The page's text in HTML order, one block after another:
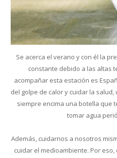
Se acerca el verano y con él la
constante debido a las altas
acompañar esta estación es
del golpe de calor y cuidar la
siempre encima una botella que
tomar agua
Además, cuidarnos a nosotros
cuidar el medioambiente. Por